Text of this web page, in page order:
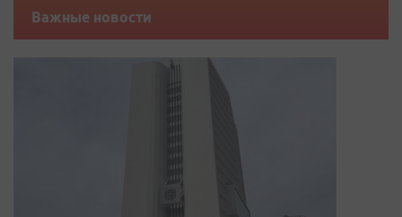
Важные новости